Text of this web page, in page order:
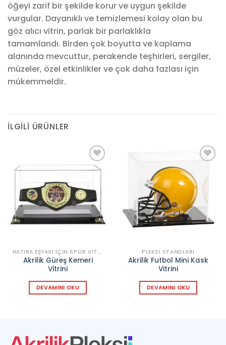
öğeyi zarif bir şekilde korur ve uygun şekilde
vurgular. Dayanıklı ve temizlemesi kolay olan bu
göz alıcı vitrin, parlak bir parlaklıkla
tamamlandı. Birden çok boyutta ve kaplama
alanında mevcuttur, perakende teşhirleri, sergiler,
müzeler, özel etkinlikler ve çok daha fazlası için
mükemmeldir.
İLGILI ÜRÜNLER
wishlist
HATIRA EŞYASI IÇIN SPOR VITRINLERI
Akrilik Güreş Kemeri
Vitrini
DEVAMINI OKU
Add to
wishlist
PLEKSI STANDLARI
Akrilik Futbol Mini Kask
Vitrini
DEVAMINI OKU